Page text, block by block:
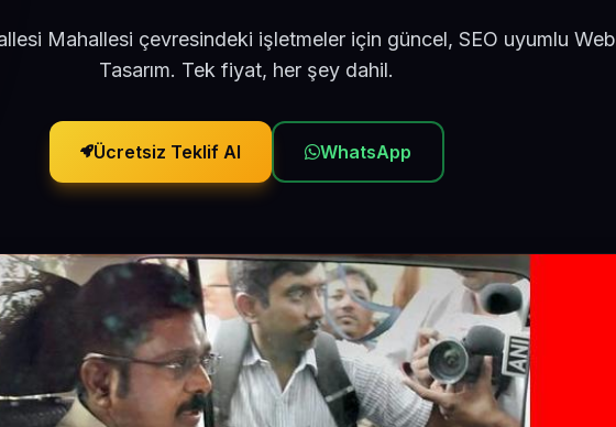
Mahallesi çevresindeki işletmeler için güncel, SEO uyumlu Web
Tasarım. Tek fiyat, her şey dahil.
Ücretsiz Teklif Al WhatsApp